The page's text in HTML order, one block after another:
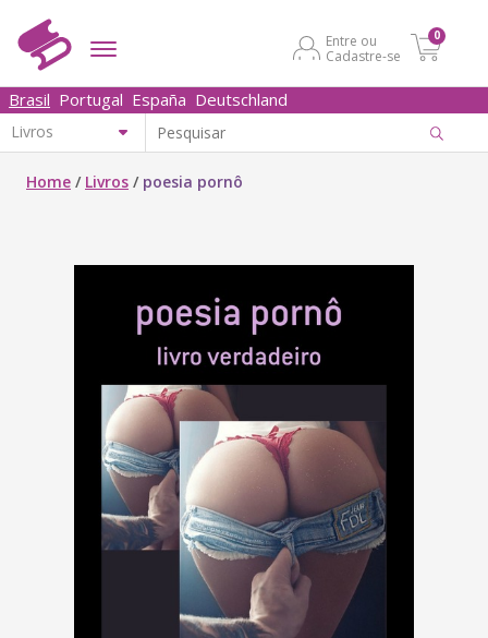
Entre ou
Cadastre-se
0
Brasil Portugal España Deutschland
Home / Livros / poesia pornô